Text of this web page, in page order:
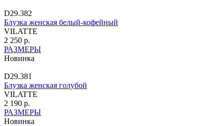
D29.382
Блузка женская белый-кофейный
VILATTE
2 250 р.
РАЗМЕРЫ
Новинка
D29.381
Блузка женская голубой
VILATTE
2 190 р.
РАЗМЕРЫ
Новинка